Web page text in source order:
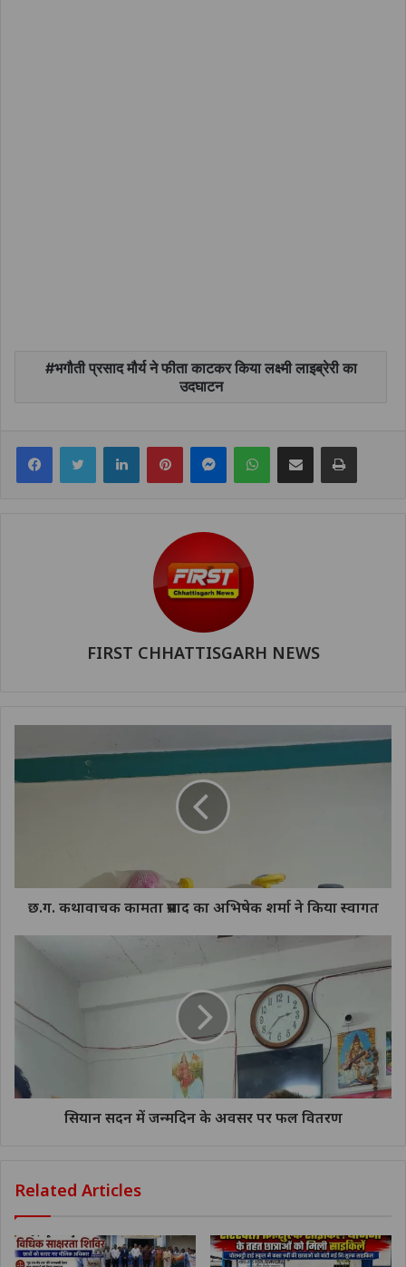
भगौती प्रसाद मौर्य ने फीता काटकर किया लक्ष्मी लाइब्रेरी का
उदघाटन
FacebookTwitter LinkedInPinterestMessengerWhatsAppShare via Email Print
FIRST CHHATTISGARH NEWS
छ.ग. कथावाचक कामता प्रसाद का अभिषेक शर्मा ने किया स्वागत
सियान सदन में जन्मदिन के अवसर पर फल वितरण
Related Articles